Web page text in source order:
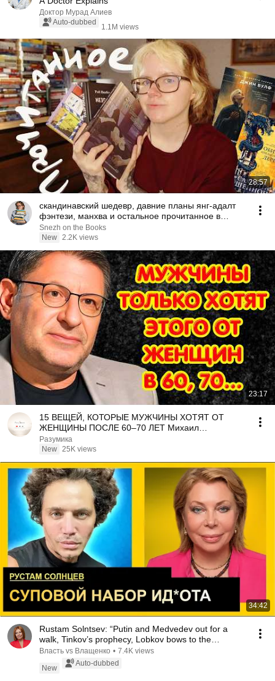
Доктор Мурад Алиев
Auto-dubbed
1.1M views
28:57
скандинавский шедевр, давние планы янг-адалт
фэнтези, манхва и остальное прочитанное в
июле, часть 2
Snezh on the Books
New 2.2K views
23:17
15 ВЕЩЕЙ, КОТОРЫЕ МУЖЧИНЫ ХОТЯТ ОТ
ЖЕНЩИНЫ ПОСЛЕ 60–70 ЛЕТ Михаил
Лабковский
Разумика
New 25K views
34:42
Rustam Solntsev: “Putin and Medvedev out for a
walk, Tinkov’s prophecy, Lobkov bows to the
genius...
Власть vs Влащенко • 7.4K views
New
Auto-dubbed